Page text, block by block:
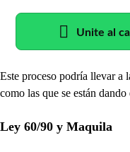
Unite al
Este proceso podría llevar a
como las que se están
Ley 60/90 y Maquila